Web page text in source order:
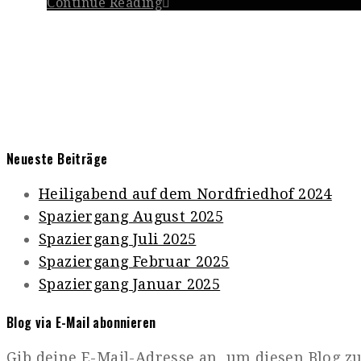
Continue Reading
Neueste Beiträge
Heiligabend auf dem Nordfriedhof 2024
Spaziergang August 2025
Spaziergang Juli 2025
Spaziergang Februar 2025
Spaziergang Januar 2025
Blog via E-Mail abonnieren
Gib deine E-Mail-Adresse an, um diesen Blog